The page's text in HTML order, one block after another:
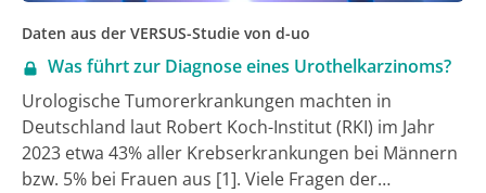
die Datenhoheit ausschließlich bei den Mitgliedern
von d-uo liegt [8].
Daten aus der VERSUS-Studie von d-uo
Was führt zur Diagnose eines Urothelkarzinoms?
Urologische Tumorerkrankungen machten in
Deutschland laut Robert Koch-Institut (RKI) im Jahr
2023 etwa 43% aller Krebserkrankungen bei Männern
bzw. 5% bei Frauen aus [1]. Viele Fragen der